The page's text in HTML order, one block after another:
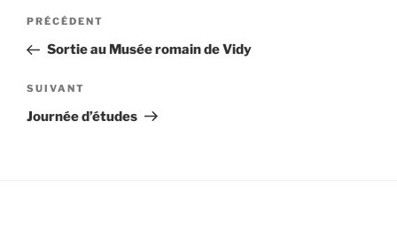
Navigation
l’article
Article
précédent
PRÉCÉDENT
Sortie au Musée romain de Vidy
Article
suivant
SUIVANT
Journée d’études